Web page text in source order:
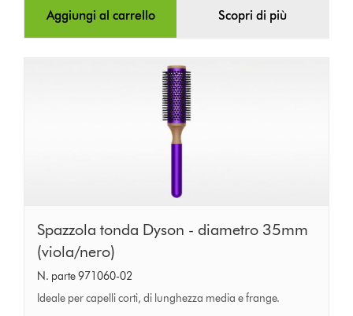
Aggiungi al carrello Scopri di più
Spazzola
tonda
Dyson
-
Spazzola tonda Dyson - diametro 35mm
(viola/nero)
N. parte 971060-02
Ideale per capelli corti, di lunghezza media e frange.